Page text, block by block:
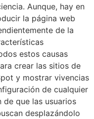
Aunque, hay en
la página web
de la
estos causas
crear las sitios de
y mostrar vivencias
de cualquier
que las usuarios
desplazándolo